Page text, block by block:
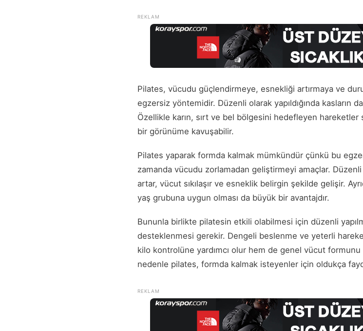
Pilates, vücudu güçlendirmeye, esnekliği artırmaya ve
egzersiz yöntemidir. Düzenli olarak yapıldığında kasların
Özellikle karın, sırt ve bel bölgesini hedefleyen
bir görünüme kavuşabilir.
Pilates yaparak formda kalmak mümkündür çünkü bu
zamanda vücudu zorlamadan geliştirmeyi amaçlar. Düzenli
artar, vücut sıkılaşır ve esneklik belirgin şekilde gelişir.
yaş grubuna uygun olması da büyük bir avantajdır.
Bununla birlikte pilatesin etkili olabilmesi için düzenli
desteklenmesi gerekir. Dengeli beslenme ve yeterli
kilo kontrolüne yardımcı olur hem de genel vücut
nedenle pilates, formda kalmak isteyenler için oldukça